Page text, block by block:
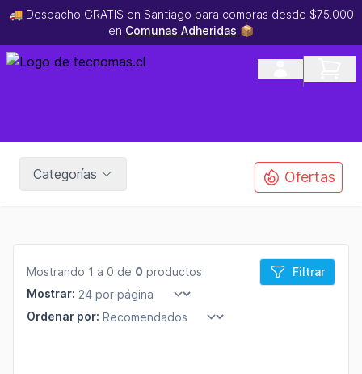
🚚 Despacho GRATIS en Santiago para compras desde $75.000
en Comunas Adheridas 📦
Categorías Ofertas
Mostrando 1 a 0 de 0 productos
Filtrar
Mostrar:
Ordenar por: